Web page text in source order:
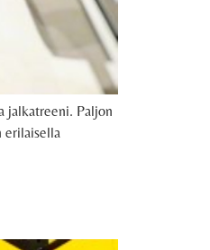
jalkatreeni. Paljon
erilaisella